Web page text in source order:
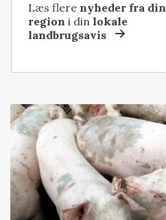
Læs flere nyheder fra din
region i dinlokale
landbrugsavis